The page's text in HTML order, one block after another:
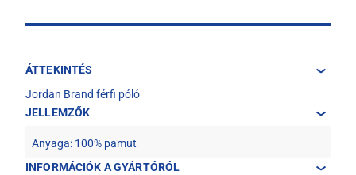
ÁTTEKINTÉS
Jordan Brand férfi póló
JELLEMZŐK
Anyaga: 100% pamut
INFORMÁCIÓK A GYÁRTÓRÓL